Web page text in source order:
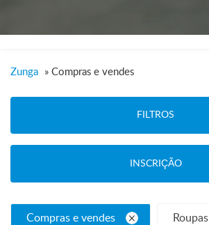
Zunga » Compras e vendes
FILTROS
INSCRIÇÃO
Compras e vendes Roupas